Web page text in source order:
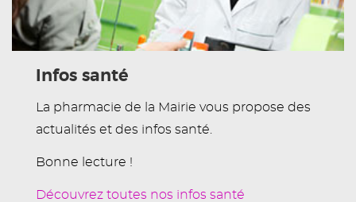
Infos santé
La pharmacie de la Mairie vous propose des
actualités et des infos santé.
Bonne lecture !
Découvrez toutes nos infos santé